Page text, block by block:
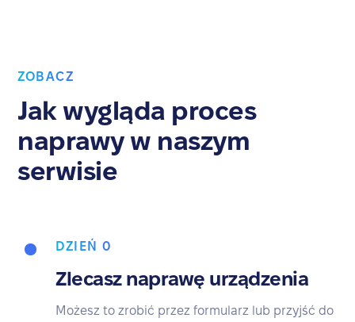
ZOBACZ
Jak wygląda proces
naprawy w naszym
serwisie
DZIEŃ 0
Zlecasz naprawę urządzenia
Możesz to zrobić przez formularz lub przyjść do